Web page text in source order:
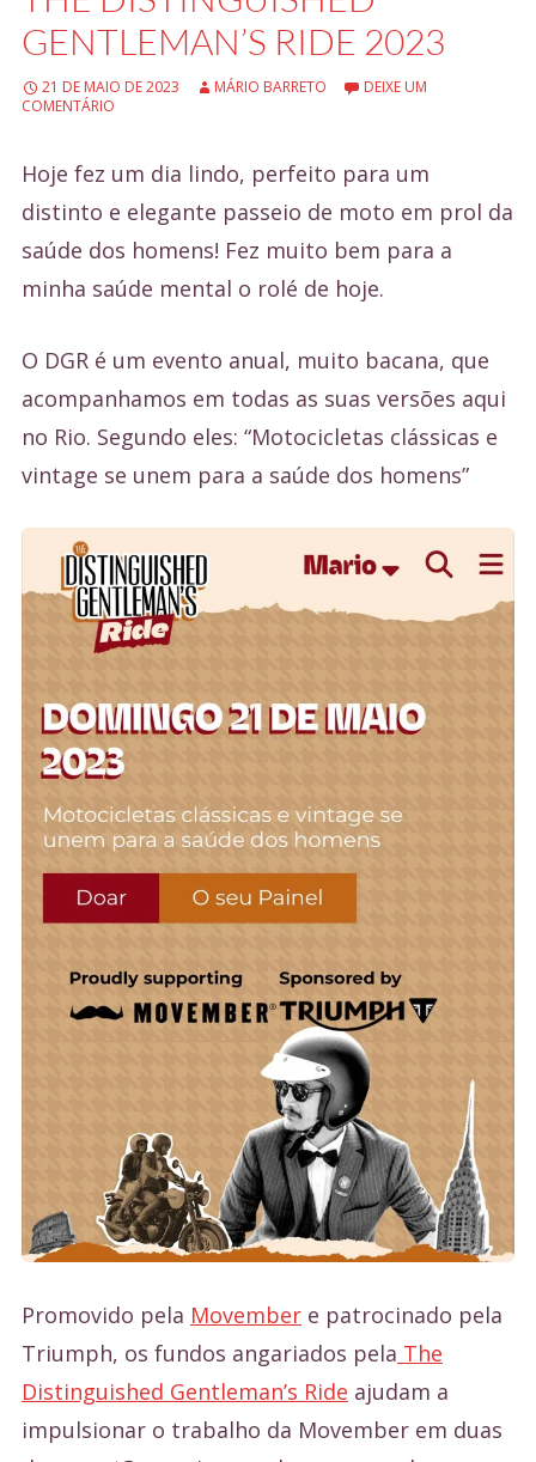
GENTLEMAN’S RIDE 2023
21 DE MAIO DE 2023 MÁRIO BARRETO
DEIXE UM
COMENTÁRIO
Hoje fez um dia lindo, perfeito para um
distinto e elegante passeio de moto em prol da
saúde dos homens! Fez muito bem para a
minha saúde mental o rolé de hoje.
O DGR é um evento anual, muito bacana, que
acompanhamos em todas as suas versões aqui
no Rio. Segundo eles: “Motocicletas clássicas e
vintage se unem para a saúde dos homens”
Promovido pela Movember e patrocinado pela
Triumph, os fundos angariados pela The
Distinguished Gentleman’s Ride ajudam a
impulsionar o trabalho da Movember em duas